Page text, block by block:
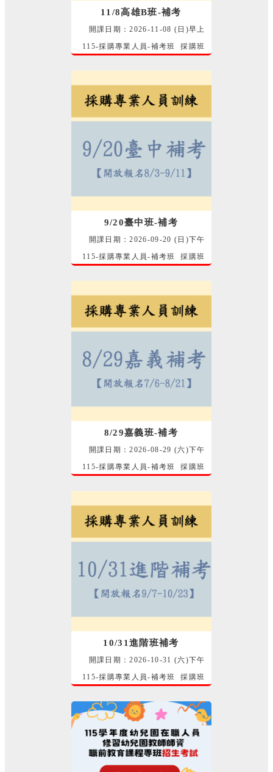
11/8高雄B班-補考
開課日期：2026-11-08 (日)早上
115-採購專業人員-補考班 採購班
師資群 講師
9/20臺中班-補考
開課日期：2026-09-20 (日)下午
115-採購專業人員-補考班 採購班
師資群 講師
8/29嘉義班-補考
開課日期：2026-08-29 (六)下午
115-採購專業人員-補考班 採購班
師資群 講師
10/31進階班補考
開課日期：2026-10-31 (六)下午
115-採購專業人員-補考班 採購班
師資群 講師